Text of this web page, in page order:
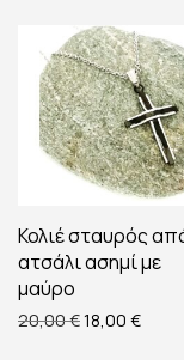
Κολιέ σταυρός
ατσάλι ασημί με
μαύρο
20,00€Original
18,00 €Η